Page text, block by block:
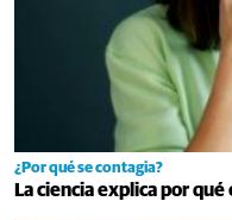
¿Por qué se contagia?
La ciencia explica por